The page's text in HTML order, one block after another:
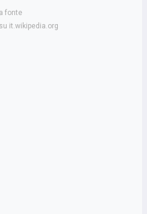
fonte
it.wikipedia.org